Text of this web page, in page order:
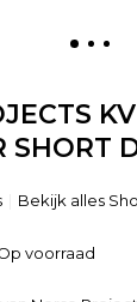
SHORT
Bekijk alles
voorraad